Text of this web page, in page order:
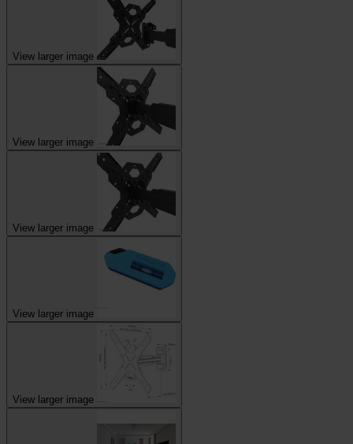
View larger image
View larger image
View larger image
View larger image
View larger image